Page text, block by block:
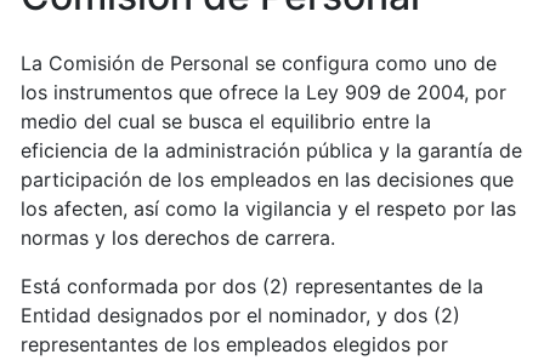
La Comisión de Personal se configura como uno de
los instrumentos que ofrece la Ley 909 de 2004, por
medio del cual se busca el equilibrio entre la
eficiencia de la administración pública y la garantía de
participación de los empleados en las decisiones que
los afecten, así como la vigilancia y el respeto por las
normas y los derechos de carrera.
Está conformada por dos (2) representantes de la
Entidad designados por el nominador, y dos (2)
representantes de los empleados elegidos por